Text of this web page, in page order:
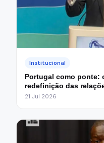
Institucional
Portugal como ponte:
redefinição das
21 Jul 2026